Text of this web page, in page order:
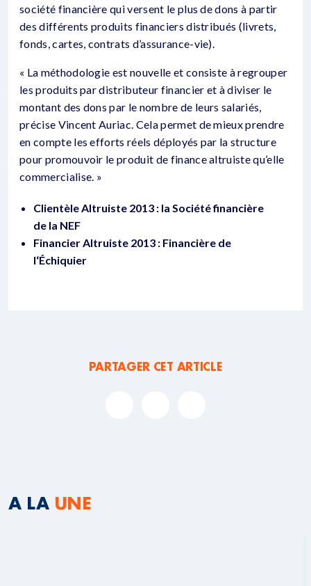
société financière qui versent le plus de dons à partir
des différents produits financiers distribués (livrets,
fonds, cartes, contrats d’assurance-vie).
« La méthodologie est nouvelle et consiste à regrouper
les produits par distributeur financier et à diviser le
montant des dons par le nombre de leurs salariés,
précise Vincent Auriac. Cela permet de mieux prendre
en compte les efforts réels déployés par la structure
pour promouvoir le produit de finance altruiste qu’elle
commercialise. »
Clientèle Altruiste 2013 : la Société financière
de la NEF
Financier Altruiste 2013 : Financière de
l‘Échiquier
PARTAGER CET ARTICLE
A LA UNE